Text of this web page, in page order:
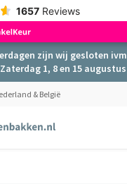
1657 Reviews
zijn wij gesloten ivm
1, 8 en 15 augustus
& België